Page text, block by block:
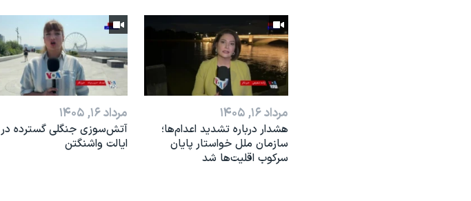
مرداد ۱۶, ۱۴۰۵
هشدار درباره تشدید اعدام‌ها؛
سازمان ملل خواستار پایان
سرکوب اقلیت‌ها شد
مرداد ۱۶, ۱۴۰۵
آتش‌سوزی جنگلی گسترده در
ایالت واشنگتن